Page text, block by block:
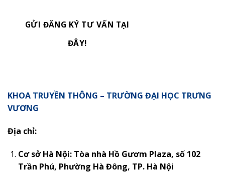
GỬI ĐĂNG KÝ TƯ VẤN TẠI
ĐÂY!
KHOA TRUYỀN THÔNG – TRƯỜNG ĐẠI HỌC TRƯNG
VƯƠNG
Địa chỉ:
Cơ sở Hà Nội: Tòa nhà Hồ Gươm Plaza, số 102
Trần Phú, Phường Hà Đông, TP. Hà Nội